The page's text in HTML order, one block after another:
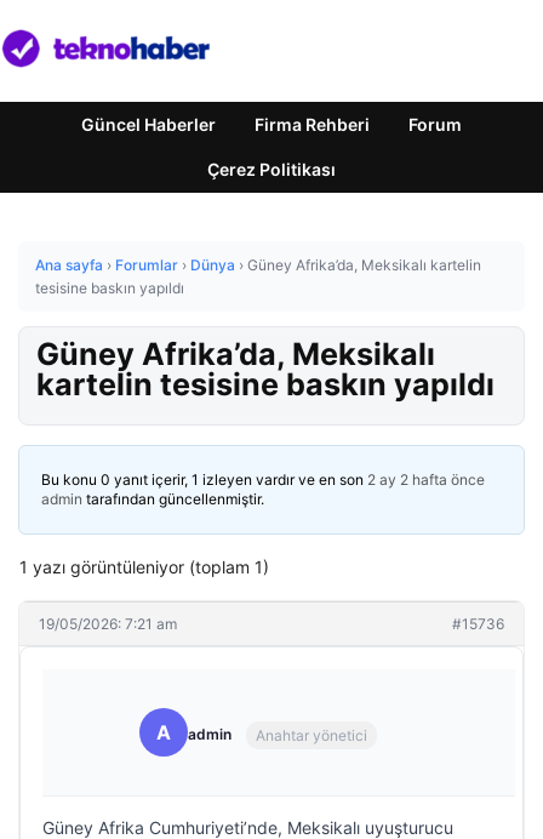
Güncel Haberler Firma Rehberi Forum
Çerez Politikası
Ana sayfa › Forumlar › Dünya › Güney Afrika’da, Meksikalı kartelin
tesisine baskın yapıldı
Güney Afrika’da, Meksikalı
kartelin tesisine baskın yapıldı
Bu konu 0 yanıt içerir, 1 izleyen vardır ve en son 2 ay 2 hafta önce
admin tarafından güncellenmiştir.
1 yazı görüntüleniyor (toplam 1)
19/05/2026: 7:21 am #15736
A admin Anahtar yönetici
Güney Afrika Cumhuriyeti’nde, Meksikalı uyuşturucu